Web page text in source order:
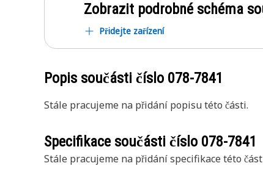
Zobrazit podrobné schéma
Přidejte zařízení
Popis součásti číslo 078-7841
Stále pracujeme na přidání popisu této části.
Specifikace součásti číslo 078-7841
Stále pracujeme na přidání specifikace této